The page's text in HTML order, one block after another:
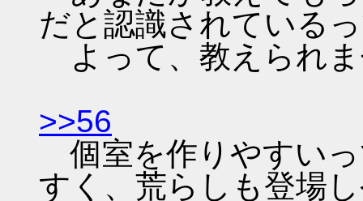
だと認識されている
よって、教えられ
>>56
個室を作りやすい
すく、荒らしも登場